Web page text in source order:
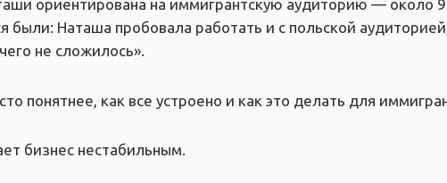
ориентирована на иммигрантскую аудиторию — около
были: Наташа пробовала работать и с польской
не сложилось».
понятнее, как все устроено и как это делать для
бизнес нестабильным.